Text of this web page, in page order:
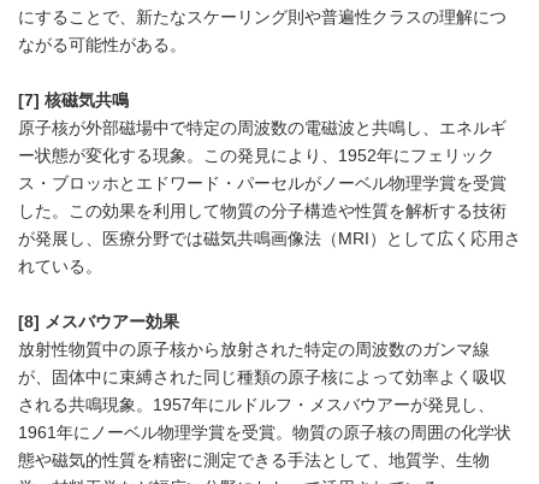
にすることで、新たなスケーリング則や普遍性クラスの理解につ
ながる可能性がある。
[7] 核磁気共鳴
原子核が外部磁場中で特定の周波数の電磁波と共鳴し、エネルギ
ー状態が変化する現象。この発見により、1952年にフェリック
ス・ブロッホとエドワード・パーセルがノーベル物理学賞を受賞
した。この効果を利用して物質の分子構造や性質を解析する技術
が発展し、医療分野では磁気共鳴画像法（MRI）として広く応用さ
れている。
[8] メスバウアー効果
放射性物質中の原子核から放射された特定の周波数のガンマ線
が、固体中に束縛された同じ種類の原子核によって効率よく吸収
される共鳴現象。1957年にルドルフ・メスバウアーが発見し、
1961年にノーベル物理学賞を受賞。物質の原子核の周囲の化学状
態や磁気的性質を精密に測定できる手法として、地質学、生物